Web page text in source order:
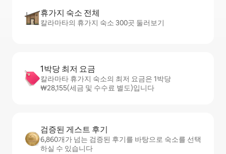
휴가지 숙소 전체
칼라마타의 휴가지 숙소 300곳 둘러보기
1박당 최저 요금
칼라마타 휴가지 숙소의 최저 요금은 1박당
₩28,155(세금 및 수수료 별도)입니다
검증된 게스트 후기
6,860개가 넘는 검증된 후기를 바탕으로 숙소를 선택
하실 수 있습니다